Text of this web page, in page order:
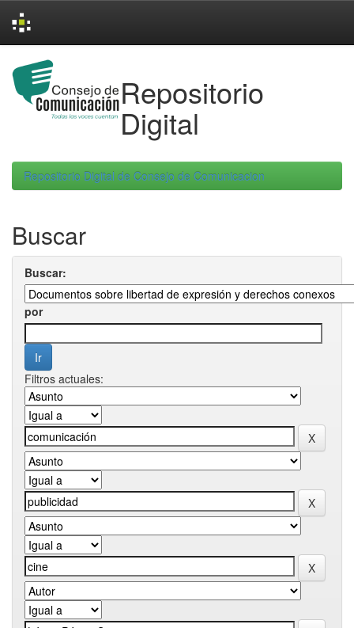
navigation
Repositorio
Digital
Repositorio Digital de Consejo de Comunicacion
Buscar
Buscar:
por
Filtros actuales: